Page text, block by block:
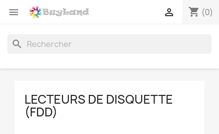
 shopping_cart (0)

search
LECTEURS DE DISQUETTE
(FDD)